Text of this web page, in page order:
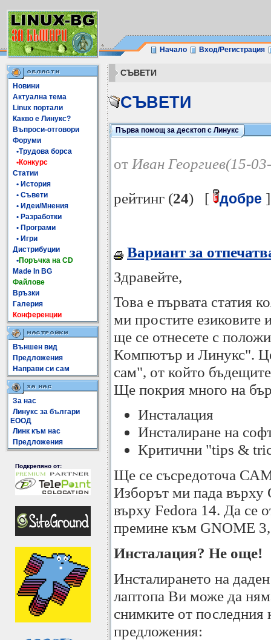
Начало Вход/Регистрация
Новини
Актуална тема
Linux портали
Какво е Линукс?
Въпроси-отговори
Форуми
•Трудова борса
•Конкурс
Статии
• История
• Съвети
• Идеи/Мнения
• Разработки
• Програми
• Игри
Дистрибуции
•Поръчка на CD
Made In BG
Файлове
Връзки
Галерия
Конференции
Външен вид
Предложения
Направи си сам
За нас
Линукс за българи
ЕООД
Линк към нас
Предложения
Подкрепяно от:
СЪВЕТИ
СЪВЕТИ
Първа помощ за десктоп с Линукс
от Иван Георгиев(15-
рейтинг (24) [ добре
Вариант за
Здравейте,
Това е първата статия
ми простите езиковите
ще се отнесете с
Компютър и Линукс".
сам", от който
Ще покрия много на
Инсталация
Инсталиране на
Критични "tips &
Ще се съсредоточа
Изборът ми пада върху
върху Fedora 14. Да се
премине към GNOME
Инсталация? Не още!
Инсталирането на
лаптопа Ви може да
снимките от последния
предложения: